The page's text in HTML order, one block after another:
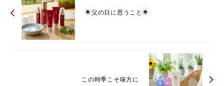
🌟父の日に思うこと🌟
この時季こそ味方に